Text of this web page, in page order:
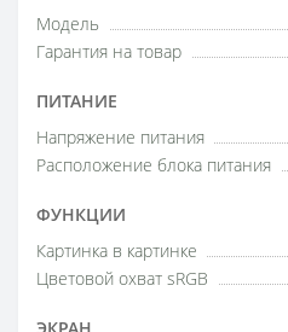
Модель
Гарантия на товар
ПИТАНИЕ
Напряжение питания
Расположение блока питания
ФУНКЦИИ
Картинка в картинке
Цветовой охват sRGB